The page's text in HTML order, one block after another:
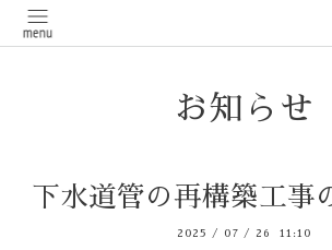
お知らせ
下水道管の再構築工事
2025 / 07 / 26 11:10